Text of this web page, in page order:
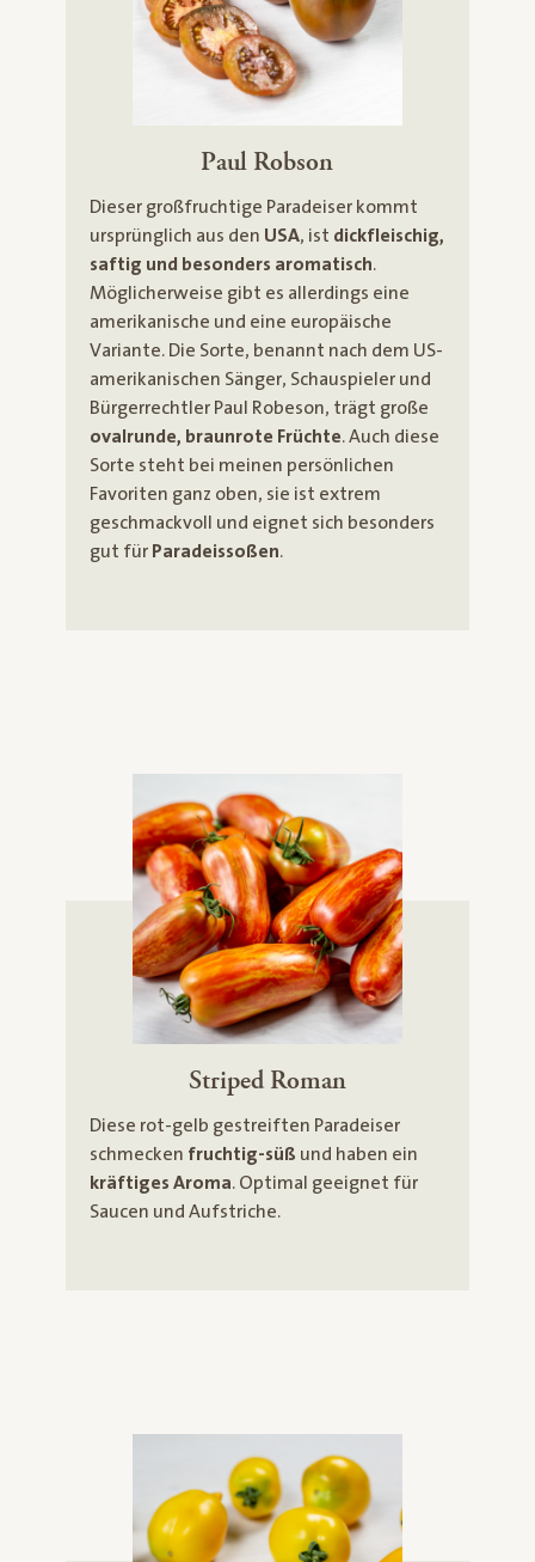
Paul Robson
Dieser großfruchtige Paradeiser kommt
ursprünglich aus den USA, ist dickfleischig,
saftig und besonders aromatisch.
Möglicherweise gibt es allerdings eine
amerikanische und eine europäische
Variante. Die Sorte, benannt nach dem US-
amerikanischen Sänger, Schauspieler und
Bürgerrechtler Paul Robeson, trägt große
ovalrunde, braunrote Früchte. Auch diese
Sorte steht bei meinen persönlichen
Favoriten ganz oben, sie ist extrem
geschmackvoll und eignet sich besonders
gut für Paradeissoßen.
Striped Roman
Diese rot-gelb gestreiften Paradeiser
schmecken fruchtig-süß und haben ein
kräftiges Aroma. Optimal geeignet für
Saucen und Aufstriche.